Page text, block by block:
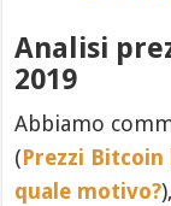
Analisi
2019
Abbiamo
(Prezzi
quale motivo?